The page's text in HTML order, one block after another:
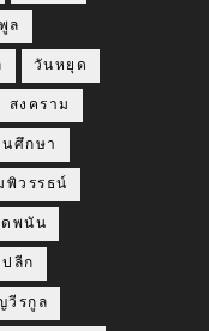
ล
วันหยุด
สงคราม
ศึกษา
พิวรรธน์
พนัน
ลีก
วีรกูล